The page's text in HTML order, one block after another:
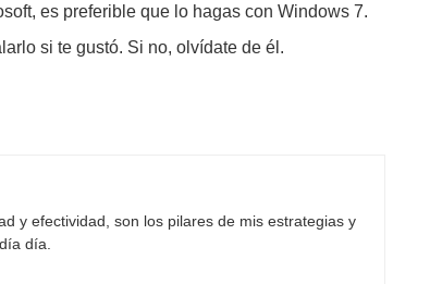
es preferible que lo hagas con Windows 7.
si te gustó. Si no, olvídate de él.
y efectividad, son los pilares de mis estrategias y
día.